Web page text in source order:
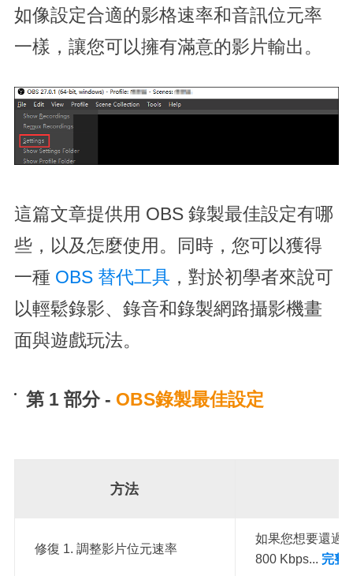
如像設定合適的影格速率和音訊位元率
一樣，讓您可以擁有滿意的影片輸出。
這篇文章提供用 OBS 錄製最佳設定有哪
些，以及怎麼使用。同時，您可以獲得
一種 OBS 替代工具 ，對於初學者來說可
以輕鬆錄影、錄音和錄製網路攝影機畫
面與遊戲玩法。
第 1 部分 - OBS錄製最佳設定
方法
修復 1. 調整影片位元速率
如果您想要還過
800 Kbps... 完整